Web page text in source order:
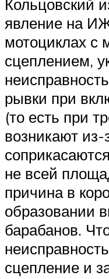
Кольцовский
явление на
мотоциклах с
сцеплением,
рывки при
(то есть при
возникают из-
не всей
причина в
образовании
барабанов.
сцепление и